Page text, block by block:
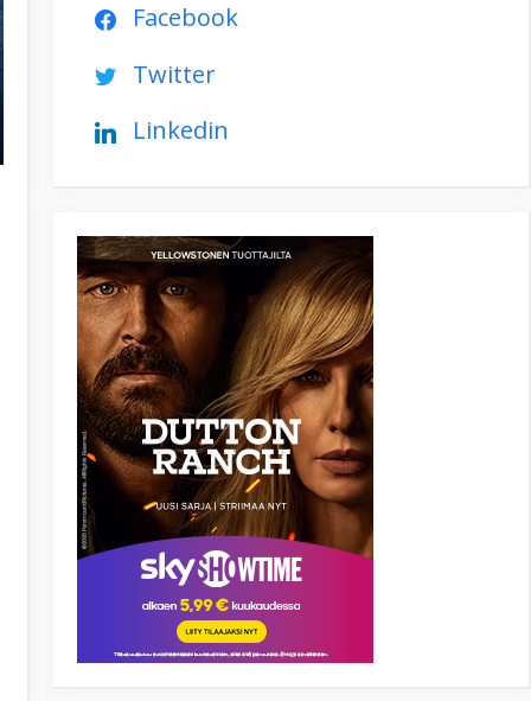
Facebook
Twitter
Linkedin